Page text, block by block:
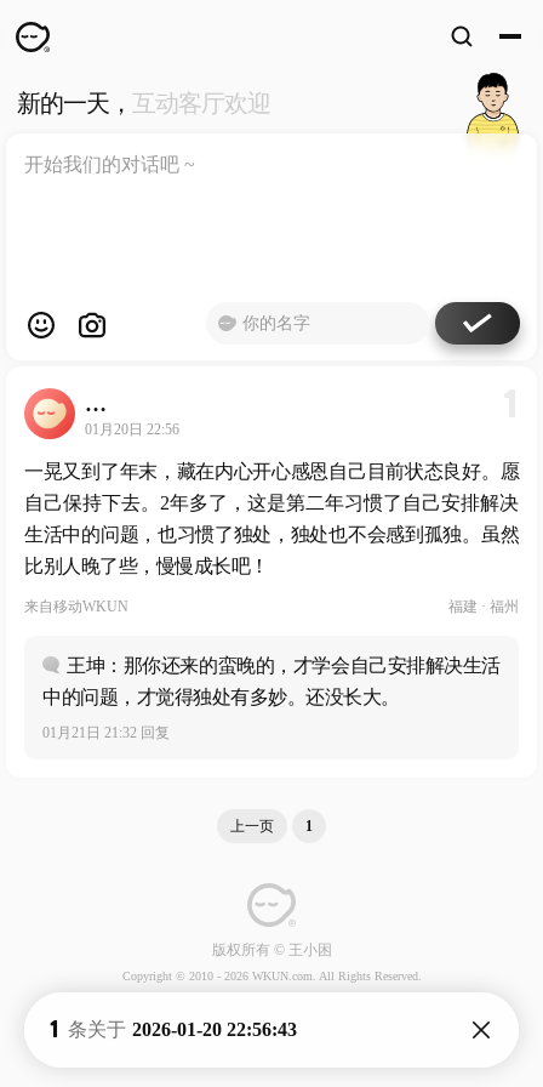
WKUN HOME
ABOUT ME
新的一天， 互动客厅欢迎
…
01月20日 22:56
一晃又到了年末，藏在内心开心感恩自己目前状态良好。愿
自己保持下去。2年多了，这是第二年习惯了自己安排解决
生活中的问题，也习惯了独处，独处也不会感到孤独。虽然
比别人晚了些，慢慢成长吧！
来自移动WKUN 福建 · 福州
王坤：那你还来的蛮晚的，才学会自己安排解决生活
中的问题，才觉得独处有多妙。还没长大。
01月21日 21:32 回复
1 条关于 2026-01-20 22:56:43
上一页 1
版权所有 © 王小困
Copyright © 2010 - 2026 WKUN.com. All Rights Reserved.